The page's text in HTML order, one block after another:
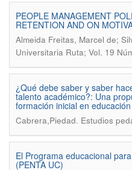
PEOPLE MANAGEMENT
RETENTION AND ON
Almeida Freitas, Marcel de;
Universitaria Ruta; Vol. 19
¿Qué debe saber y saber
talento académico?: Una
formación inicial en
Cabrera,Piedad. Estudios
El Programa educacional
(PENTA UC)